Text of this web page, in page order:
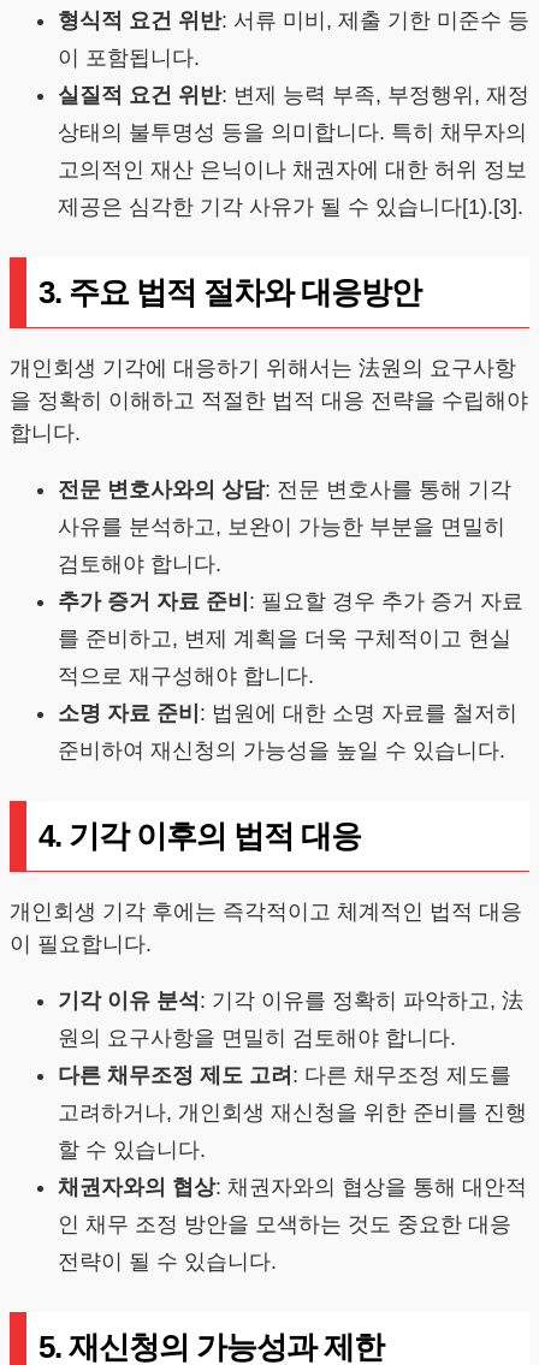
형식적 요건 위반: 서류 미비, 제출 기한 미준수 등
이 포함됩니다.
실질적 요건 위반: 변제 능력 부족, 부정행위, 재정
상태의 불투명성 등을 의미합니다. 특히 채무자의
고의적인 재산 은닉이나 채권자에 대한 허위 정보
제공은 심각한 기각 사유가 될 수 있습니다[1).[3].
3. 주요 법적 절차와 대응방안
개인회생 기각에 대응하기 위해서는 法원의 요구사항
을 정확히 이해하고 적절한 법적 대응 전략을 수립해야
합니다.
전문 변호사와의 상담: 전문 변호사를 통해 기각
사유를 분석하고, 보완이 가능한 부분을 면밀히
검토해야 합니다.
추가 증거 자료 준비 : 필요할 경우 추가 증거 자료
를 준비하고, 변제 계획을 더욱 구체적이고 현실
적으로 재구성해야 합니다.
소명 자료 준비 : 법원에 대한 소명 자료를 철저히
준비하여 재신청의 가능성을 높일 수 있습니다.
4. 기각 이후의 법적 대응
개인회생 기각 후에는 즉각적이고 체계적인 법적 대응
이 필요합니다.
기각 이유 분석 : 기각 이유를 정확히 파악하고, 法
원의 요구사항을 면밀히 검토해야 합니다.
다른 채무조정 제도 고려 : 다른 채무조정 제도를
고려하거나, 개인회생 재신청을 위한 준비를 진행
할 수 있습니다.
채권자와의 협상: 채권자와의 협상을 통해 대안적
인 채무 조정 방안을 모색하는 것도 중요한 대응
전략이 될 수 있습니다.
5. 재신청의 가능성과 제한